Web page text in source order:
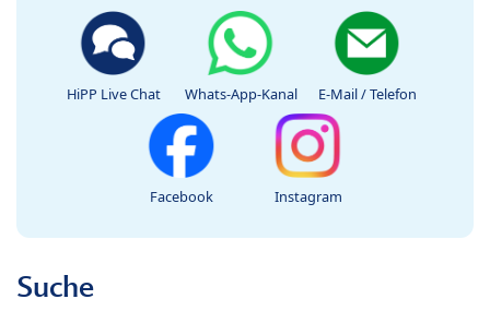
HiPP Live Chat Whats-App-Kanal E-Mail / Telefon
Facebook Instagram
Suche